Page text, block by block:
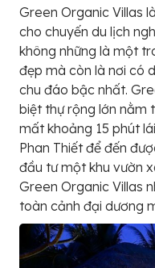
Green Organic Villas
cho chuyến du lịch
không những là một
đẹp mà còn là nơi có
chu đáo bậc nhất.
biệt thự rộng lớn nằm
mất khoảng 15 phút
Phan Thiết để đến
đầu tư một khu vườn
Green Organic Villas
toàn cảnh đại dương